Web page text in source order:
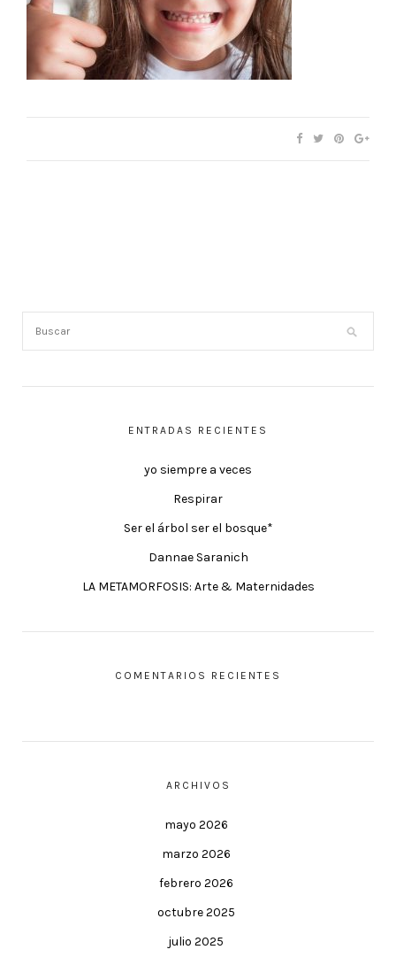
ENTRADAS RECIENTES
yo siempre a veces
Respirar
Ser el árbol ser el bosque*
Dannae Saranich
LA METAMORFOSIS: Arte & Maternidades
COMENTARIOS RECIENTES
ARCHIVOS
mayo 2026
marzo 2026
febrero 2026
octubre 2025
julio 2025